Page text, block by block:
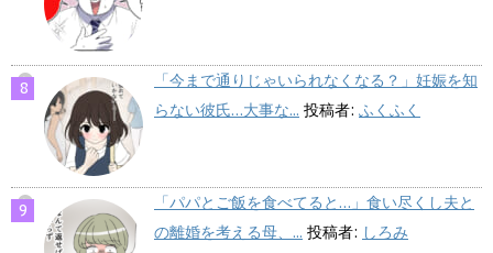
「今まで通りじゃいられなくなる？」妊娠を知
らない彼氏…大事な... 投稿者: ふくふく
「パパとご飯を食べてると…」食い尽くし夫と
の離婚を考える母、... 投稿者: しろみ